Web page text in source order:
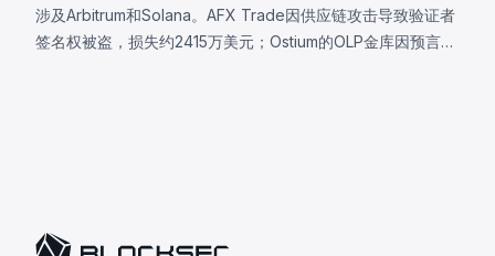
涉及Arbitrum和Solana。AFX Trade因供应链攻击导致验证者
签名权被盗，损失约2415万美元；Ostium的OLP金库因预言机